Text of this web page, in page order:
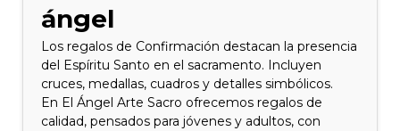
ángel
Los regalos de Confirmación destacan la presencia
del Espíritu Santo en el sacramento. Incluyen
cruces, medallas, cuadros y detalles simbólicos.
En El Ángel Arte Sacro ofrecemos regalos de
calidad, pensados para jóvenes y adultos, con